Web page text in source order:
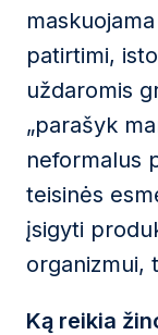
patirtimi,
uždaromis
„parašyk
neformalus
teisinės
įsigyti
organizmui,
Ką reikia